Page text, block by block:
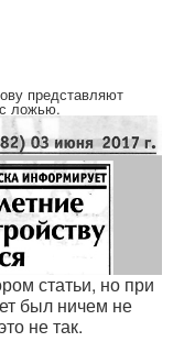
представляют
ложью.
статьи, но при
был ничем не
не так.